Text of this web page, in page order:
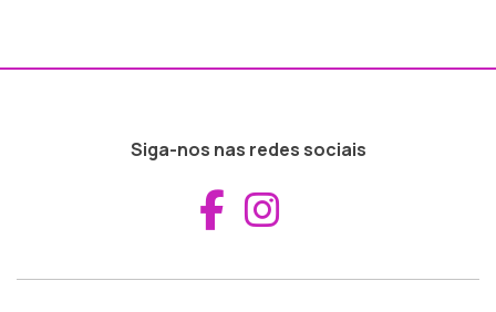
Siga-nos nas redes sociais
Aceder ao